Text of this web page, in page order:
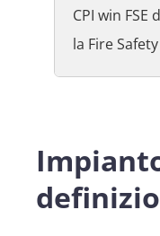
CPI win
la Fire